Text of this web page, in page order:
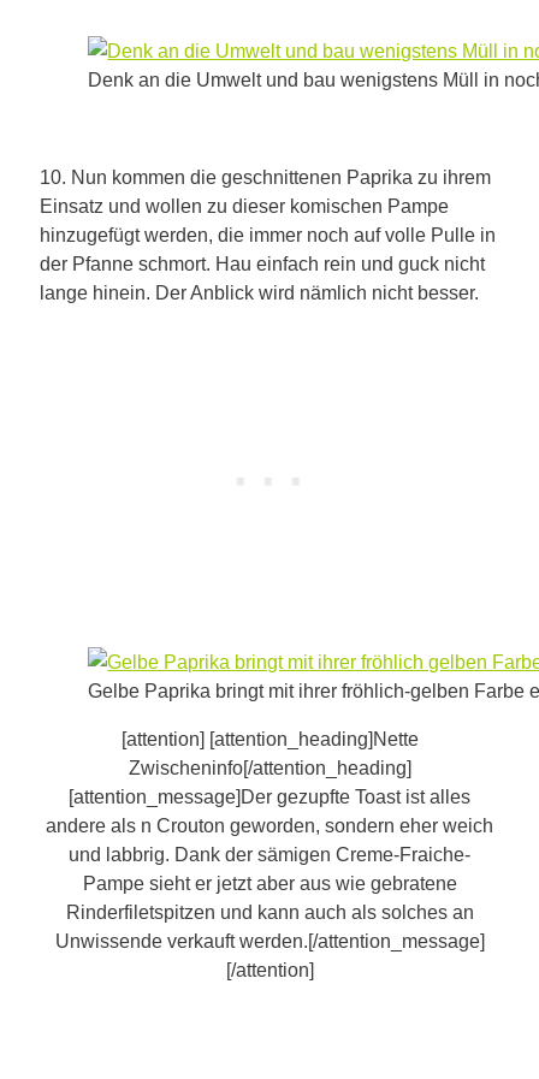
Denk an die Umwelt und bau wenigstens Müll in
10. Nun kommen die geschnittenen Paprika zu ihrem
Einsatz und wollen zu dieser komischen Pampe
hinzugefügt werden, die immer noch auf volle Pulle in
der Pfanne schmort. Hau einfach rein und guck nicht
lange hinein. Der Anblick wird nämlich nicht besser.
Gelbe Paprika bringt mit ihrer fröhlich-gelben Farbe
[attention] [attention_heading]Nette
Zwischeninfo[/attention_heading]
[attention_message]Der gezupfte Toast ist alles
andere als n Crouton geworden, sondern eher weich
und labbrig. Dank der sämigen Creme-Fraiche-
Pampe sieht er jetzt aber aus wie gebratene
Rinderfiletspitzen und kann auch als solches an
Unwissende verkauft werden.[/attention_message]
[/attention]